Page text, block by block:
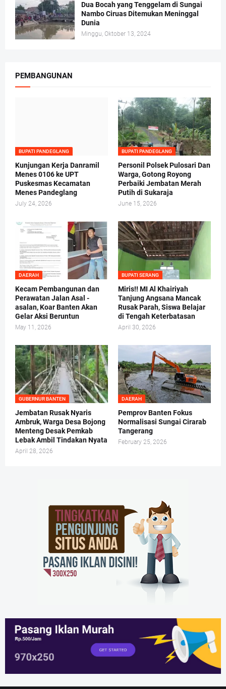
Dua Bocah yang Tenggelam di Sungai
Nambo Ciruas Ditemukan Meninggal
Dunia
Minggu, Oktober 13, 2024
PEMBANGUNAN
BUPATI PANDEGLANG
Kunjungan Kerja Danramil
Menes 0106 ke UPT
Puskesmas Kecamatan
Menes Pandeglang
July 24, 2026
BUPATI PANDEGLANG
Personil Polsek Pulosari Dan
Warga, Gotong Royong
Perbaiki Jembatan Merah
Putih di Sukaraja
June 15, 2026
DAERAH
Kecam Pembangunan dan
Perawatan Jalan Asal -
asalan, Koar Banten Akan
Gelar Aksi Beruntun
May 11, 2026
BUPATI SERANG
Miris!! MI Al Khairiyah
Tanjung Angsana Mancak
Rusak Parah, Siswa Belajar
di Tengah Keterbatasan
April 30, 2026
GUBERNUR BANTEN
Jembatan Rusak Nyaris
Ambruk, Warga Desa Bojong
Menteng Desak Pemkab
Lebak Ambil Tindakan Nyata
April 28, 2026
DAERAH
Pemprov Banten Fokus
Normalisasi Sungai Cirarab
Tangerang
February 25, 2026